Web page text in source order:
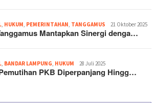
HUKUM PEMERINTAHAN TANGGAMUS 21 Oktober 2025
Mantapkan Sinergi denga…
BANDAR LAMPUNG HUKUM 28 Juli 2025
PKB Diperpanjang Hingg…